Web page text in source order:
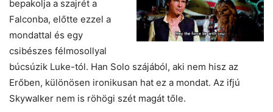
bepakolja a szajrét a
Falconba, előtte ezzel a
mondattal és egy
csibészes félmosollyal
búcsúzik Luke-tól. Han Solo szájából, aki nem hisz az
Erőben, különösen ironikusan hat ez a mondat. Az ifjú
Skywalker nem is röhögi szét magát tőle.